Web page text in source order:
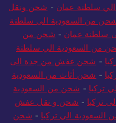
سلطنة عمان - شحن ونقل
من السعودية الى سلطنة
سلطنة عمان - شحن من
من السعودية الي سلطنة
- شحن عفش من جدة الى
- شحن أثاث من السعودية
تركيا - شحن من السعودية
تركيا - شحن و نقل عفش
الي تركيا - شحن